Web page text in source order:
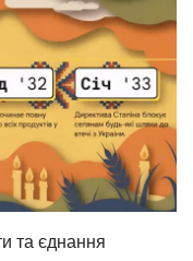
та єднання